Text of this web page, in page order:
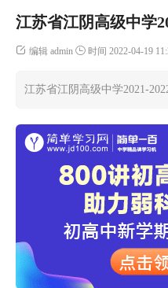
江苏省江阴高级中学
编辑 admin 时间 2022-04-19
江苏省江阴高级中学2021-